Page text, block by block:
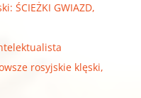
ŚCIEŻKI GWIAZD,
rosyjskie klęski,